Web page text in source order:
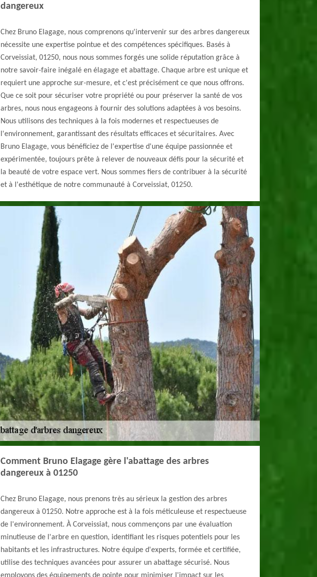
dangereux
Chez Bruno Elagage, nous comprenons qu'intervenir sur des arbres dangereux
nécessite une expertise pointue et des compétences spécifiques. Basés à
Corveissiat, 01250, nous nous sommes forgés une solide réputation grâce à
notre savoir-faire inégalé en élagage et abattage. Chaque arbre est unique et
requiert une approche sur-mesure, et c'est précisément ce que nous offrons.
Que ce soit pour sécuriser votre propriété ou pour préserver la santé de vos
arbres, nous nous engageons à fournir des solutions adaptées à vos besoins.
Nous utilisons des techniques à la fois modernes et respectueuses de
l'environnement, garantissant des résultats efficaces et sécuritaires. Avec
Bruno Elagage, vous bénéficiez de l'expertise d'une équipe passionnée et
expérimentée, toujours prête à relever de nouveaux défis pour la sécurité et
la beauté de votre espace vert. Nous sommes fiers de contribuer à la sécurité
et à l'esthétique de notre communauté à Corveissiat, 01250.
Comment Bruno Elagage gère l'abattage des arbres
dangereux à 01250
Chez Bruno Elagage, nous prenons très au sérieux la gestion des arbres
dangereux à 01250. Notre approche est à la fois méticuleuse et respectueuse
de l'environnement. À Corveissiat, nous commençons par une évaluation
minutieuse de l'arbre en question, identifiant les risques potentiels pour les
habitants et les infrastructures. Notre équipe d'experts, formée et certifiée,
utilise des techniques avancées pour assurer un abattage sécurisé. Nous